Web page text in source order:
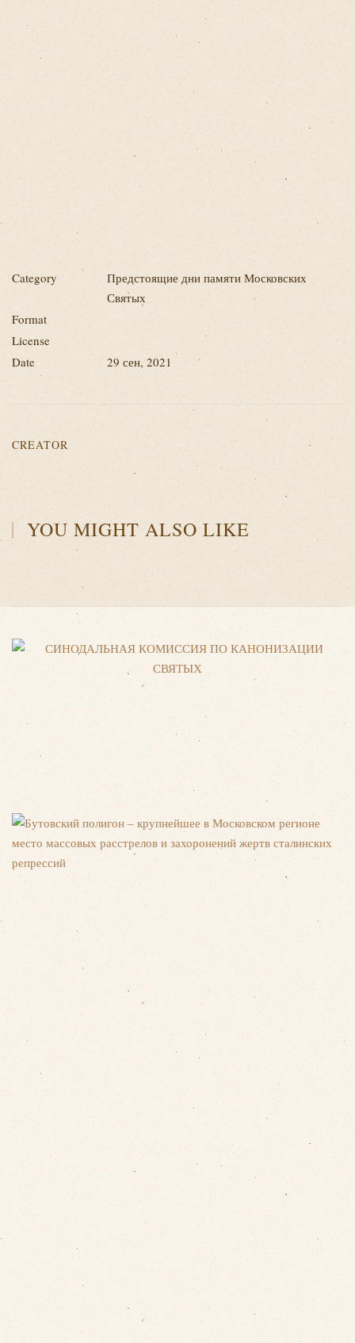
Category
Предстоящие дни памяти Московских
Святых
Format
License
Date
29 сен, 2021
CREATOR
YOU MIGHT ALSO LIKE